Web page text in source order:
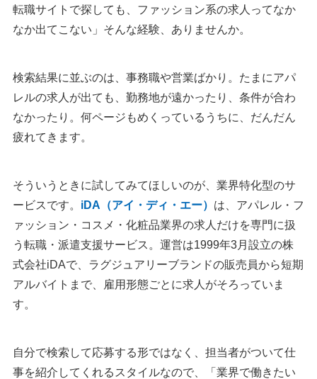
転職サイトで探しても、ファッション系の求人ってなか
なか出てこない」そんな経験、ありませんか。
検索結果に並ぶのは、事務職や営業ばかり。たまにアパ
レルの求人が出ても、勤務地が遠かったり、条件が合わ
なかったり。何ページもめくっているうちに、だんだん
疲れてきます。
そういうときに試してみてほしいのが、業界特化型のサ
ービスです。 iDA（アイ・ディ・エー） は、アパレル・フ
ァッション・コスメ・化粧品業界の求人だけを専門に扱
う転職・派遣支援サービス。運営は1999年3月設立の株
式会社iDAで、ラグジュアリーブランドの販売員から短期
アルバイトまで、雇用形態ごとに求人がそろっていま
す。
自分で検索して応募する形ではなく、担当者がついて仕
事を紹介してくれるスタイルなので、「業界で働きたい